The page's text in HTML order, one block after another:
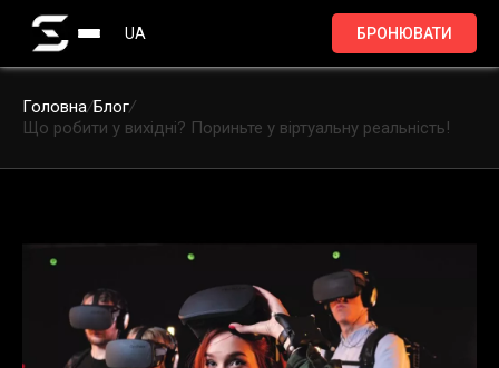
UA БРОНЮВАТИ
Головна/Блог/
Що робити у вихідні? Пориньте у віртуальну реальність!